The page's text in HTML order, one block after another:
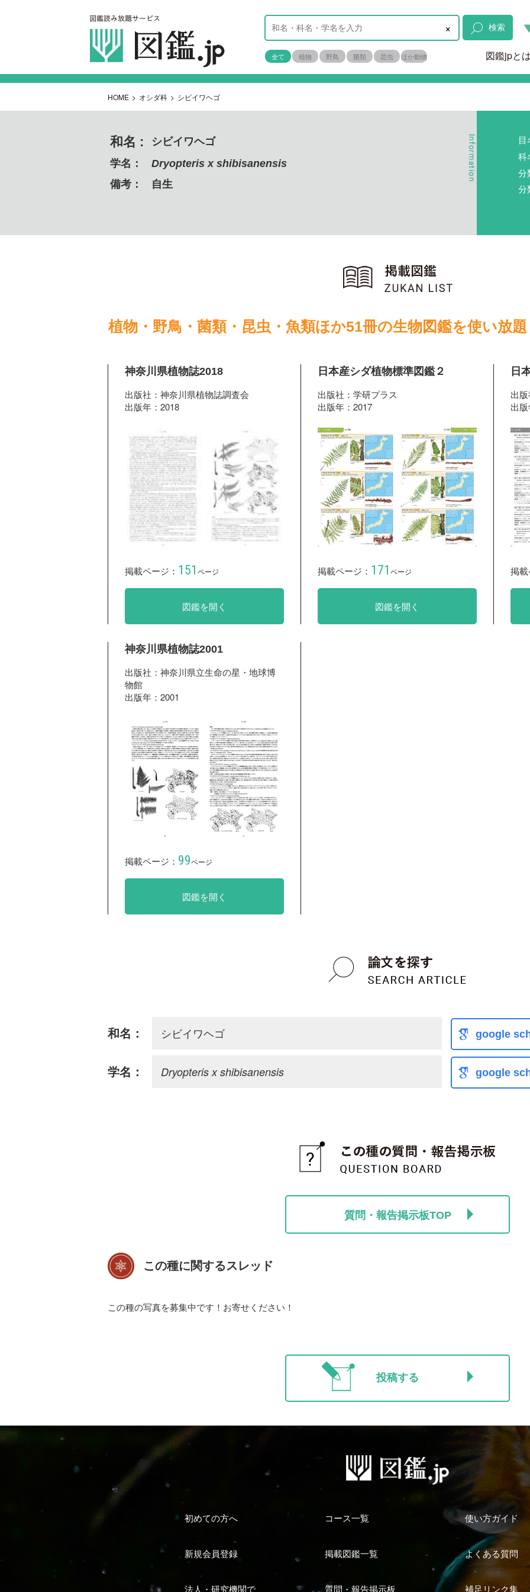
× 検索
全て 植物 野鳥 菌類 昆虫 ほか動物 図鑑jpと
HOME > オシダ科 > シビイワヘゴ
和名 :
シビイワヘゴ
学名：
Dryopteris x shibisanensis
備考：
自生
科
分
分
植物・野鳥・菌類・昆虫・魚類ほか51冊の生物図鑑を使い放題
神奈川県植物誌2018
出版社：神奈川県植物誌調査会
出版年：2018
掲載ページ： 151 ページ
図鑑を開く
日本産シダ植物標準図鑑２
出版社：学研プラス
出版年：2017
掲載ページ： 171 ページ
図鑑を開く
日
出
出
掲
神奈川県植物誌2001
出版社：神奈川県立生命の星・地球博
物館
出版年：2001
掲載ページ： 99ページ
図鑑を開く
和名： シビイワヘゴ google
学名： Dryopteris x shibisanensis google
質問・報告掲示板TOP
この種に関するスレッド
この種の写真を募集中です！お寄せください！
投稿する
初めての方へ コース一覧 使い方ガイド
新規会員登録 掲載図鑑一覧 よくある質問
法人・研究機関で 質問・報告掲示板 補足リンク集